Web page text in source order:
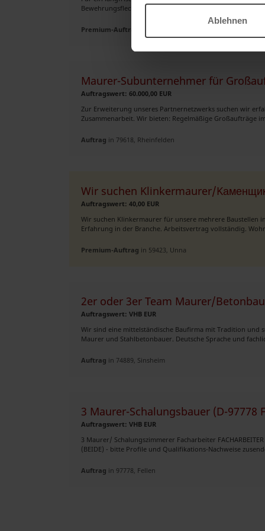
Ablehnen
Bewehrungsflechter Wir bieten: ✅ 21,00 € pro Stunde ✅
Premium-Auftrag
Maurer-Subunternehmer für
Auftragswert: 60.000,00 EUR
Zur Erweiterung unseres Partnernetzwerks suchen wir
Zusammenarbeit. Wir bieten: Regelmäßige Großaufträge
Auftrag in 79618, Rheinfelden
Wir suchen Klinkermaurer/
Auftragswert: 40,00 EUR
Wir suchen Klinkermaurer für unsere mehrere Baustellen
Erfahrung in der Branche. Arbeitsvertrag vollständig.
Premium-Auftrag in 59423, Unna
2er oder 3er Team Maurer/
Auftragswert: VHB EUR
Wir sind eine mittelständische Baufirma mit Tradition und
Maurer und Stahlbetonbauer. Deutsche Sprache und
Auftrag in 74889, Sinsheim
3 Maurer-Schalungsbauer (D-97778
Auftragswert: VHB EUR
3 Maurer/ Schalungszimmerer Facharbeiter FACHARBEITER
(BEIDE) - bitte Profile und Qualifikations-Nachweise
Auftrag in 97778, Fellen